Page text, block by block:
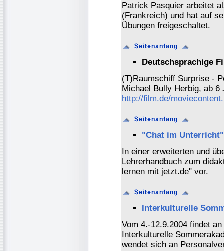
Patrick Pasquier arbeitet
(Frankreich) und hat auf
Übungen freigeschaltet.
Deutschsprachige
(T)Raumschiff Surprise -
Michael Bully Herbig, ab 6
http://film.de/
"Chat im
In einer erweiterten und
Lehrerhandbuch zum
lernen mit jetzt.de" vor.
Interkulturelle
Vom 4.-12.9.2004 findet
Interkulturelle
wendet sich an